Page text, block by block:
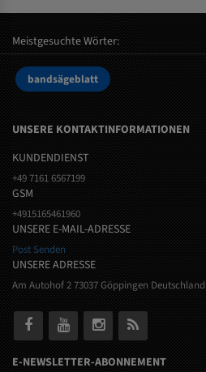
Meistgesuchte Wörter:
bandsägeblatt
UNSERE KONTAKTINFORMATIONEN
KUNDENDIENST
+49 7161 6567199
GSM
+4915165461960
UNSERE E-MAIL-ADRESSE
Post Senden
UNSERE ADRESSE
Am Autohof 2 73037 Göppingen Deutschland
E-NEWSLETTER-ABONNEMENT